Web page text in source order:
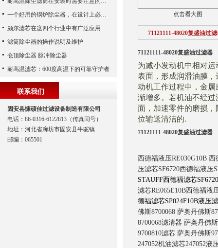
点击看大图
71121111-48020复盛油过
71121111-48020复盛油过滤器
为减小发动机中相对
表面，形成润滑油膜
动机工作过程中，金
渐增多。若机油不经
面，加速零件的磨损
位输送清洁的.
71121111-48020复盛油过滤器
西德福液压RE030G10B 西
压滤芯SF6720西德福液压
STAUFF西德福滤芯SF6720
滤芯RE065E10B西德福液
德福滤芯SP024F10B液压
佛斯8700068 萨奥丹佛斯
8700068滤清器 萨奥丹佛斯
9700810滤芯 萨奥丹佛斯
247052机油滤芯247052液
一个好用的锅炉除尘器，在设计上必须满足这八个要求
颇尔滤芯在这四个行业中有广泛应用
滤筒除尘器的操作说明及维护
仓顶除尘器 脉冲除尘器
耐高温滤芯：600度高温下的可靠守护者
联系我们
固安县慷硕佳过滤设备制造有限公司
电话：86-0316-6122813（传真同号）
地址：河北省廊坊市固安县牛驼镇
邮编：065501